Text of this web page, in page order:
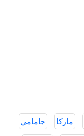
ماركا
جامامي